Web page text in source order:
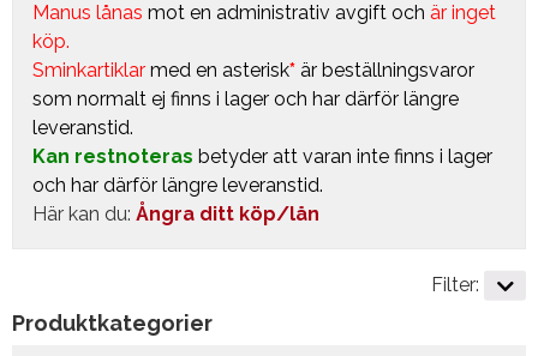
Manus lånas mot en administrativ avgift och är inget
köp.
Sminkartiklar med en asterisk* är beställningsvaror
som normalt ej finns i lager och har därför längre
leveranstid.
Kan restnoteras betyder att varan inte finns i lager
och har därför längre leveranstid.
Här kan du: Ångra ditt köp/lån
Produktkategorier
Filter: